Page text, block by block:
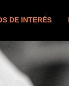
DE INTERÉS